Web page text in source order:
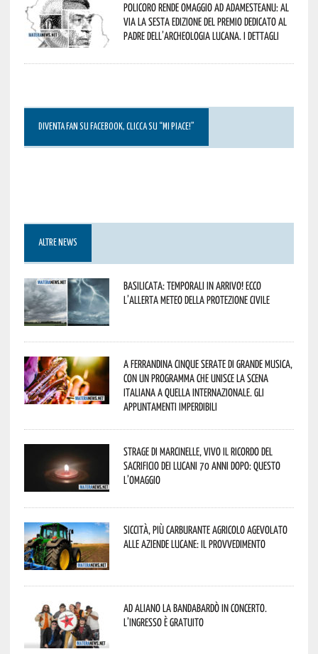
Policoro rende omaggio ad Adamesteanu: al
via la sesta edizione del Premio dedicato al
padre dell’archeologia lucana. I dettagli
DIVENTA FAN SU FACEBOOK, CLICCA SU “MI PIACE!”
ALTRE NEWS
Basilicata: temporali in arrivo! Ecco
l’allerta meteo della Protezione civile
A Ferrandina cinque serate di grande musica,
con un programma che unisce la scena
italiana a quella internazionale. Gli
appuntamenti imperdibili
Strage di Marcinelle, vivo il ricordo del
sacrificio dei lucani 70 anni dopo: questo
l’omaggio
Siccità, più carburante agricolo agevolato
alle aziende lucane: il provvedimento
Ad Aliano la Bandabardò in concerto.
L’ingresso è gratuito